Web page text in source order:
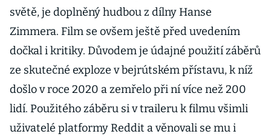
světě, je doplněný hudbou z dílny Hanse
Zimmera. Film se ovšem ještě před uvedením
dočkal i kritiky. Důvodem je údajné použití záběrů
ze skutečné exploze v bejrútském přístavu, k níž
došlo v roce 2020 a zemřelo při ní více než 200
lidí. Použitého záběru si v traileru k filmu všimli
uživatelé platformy Reddit a věnovali se mu i